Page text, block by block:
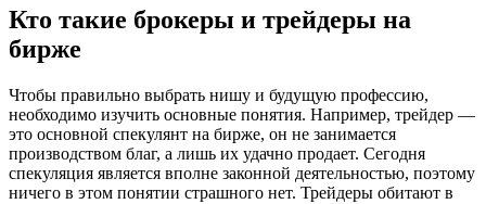
Кто такие брокеры и трейдеры на
бирже
Чтобы правильно выбрать нишу и будущую профессию,
необходимо изучить основные понятия. Например, трейдер —
это основной спекулянт на бирже, он не занимается
производством благ, а лишь их удачно продает. Сегодня
спекуляция является вполне законной деятельностью, поэтому
ничего в этом понятии страшного нет. Трейдеры обитают в